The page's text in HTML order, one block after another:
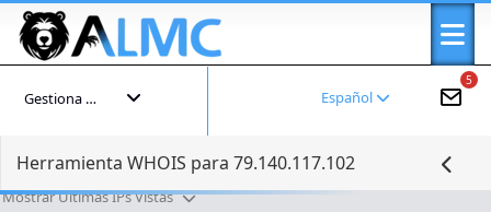
5
Español
Gestiona tu cuenta
Herramienta WHOIS para 79.140.117.102
Mostrar Últimas IPs Vistas